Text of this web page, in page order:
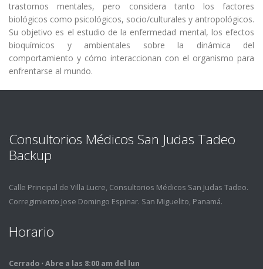
trastornos mentales, pero considera tanto los factores
biológicos como psicológicos, socio/culturales y antropológicos.
Su objetivo es el estudio de la enfermedad mental, los efectos
bioquí­micos y ambientales sobre la dinámica del
comportamiento y cómo interaccionan con el organismo para
enfrentarse al mundo.
Consultorios Médicos San Judas Tadeo
Backup
Calle Principal de Villa Lucre, Consultorios Médicos San Judas Tadeo.
Corregimiento Jose Domingo Espinar. San Miguelito, Panamá.
Horario
Cerrado ⋅ Abre a las 8:00 am del lun